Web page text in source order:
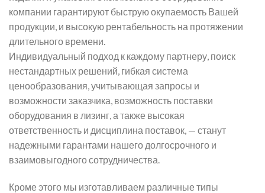
компании гарантируют быструю окупаемость Вашей
продукции, и высокую рентабельность на протяжении
длительного времени.
Индивидуальный подход к каждому партнеру, поиск
нестандартных решений, гибкая система
ценообразования, учитывающая запросы и
возможности заказчика, возможность поставки
оборудования в лизинг, а также высокая
ответственность и дисциплина поставок, — станут
надежными гарантами нашего долгосрочного и
взаимовыгодного сотрудничества.
Кроме этого мы изготавливаем различные типы